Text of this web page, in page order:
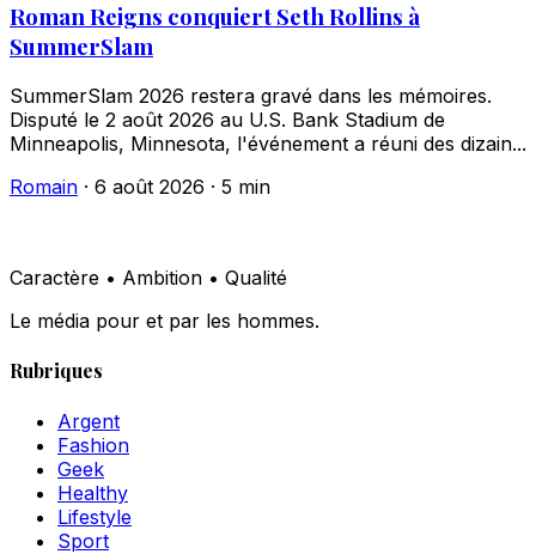
Roman Reigns conquiert Seth Rollins à
SummerSlam
SummerSlam 2026 restera gravé dans les mémoires.
Disputé le 2 août 2026 au U.S. Bank Stadium de
Minneapolis, Minnesota, l'événement a réuni des dizain...
Romain · 6 août 2026 · 5 min
Caractère • Ambition • Qualité
Le média pour et par les hommes.
Rubriques
Argent
Fashion
Geek
Healthy
Lifestyle
Sport